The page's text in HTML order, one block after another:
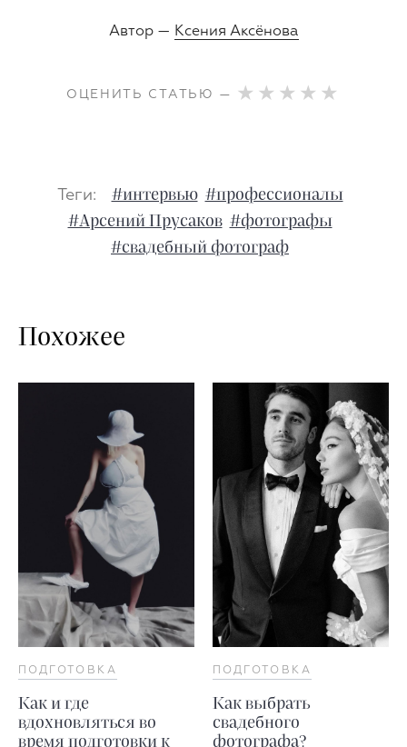
Автор — Ксения Аксёнова
ОЦЕНИТЬ СТАТЬЮ —
Теги: #интервью #профессионалы
#Арсений Прусаков #фотографы
#свадебный фотограф
Похожее
ПОДГОТОВКА
Как и где
вдохновляться во
время подготовки к
ПОДГОТОВКА
Как выбрать
свадебного
фотографа?